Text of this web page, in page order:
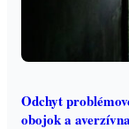
Odchyt
obojok a